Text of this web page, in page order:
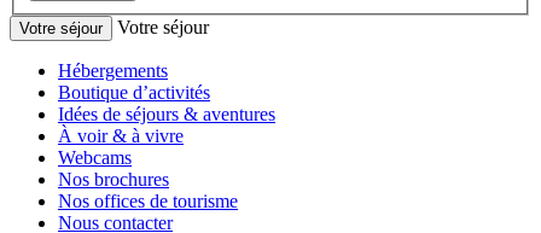
Votre séjour Votre séjour
Hébergements
Boutique d’activités
Idées de séjours & aventures
À voir & à vivre
Webcams
Nos brochures
Nos offices de tourisme
Nous contacter